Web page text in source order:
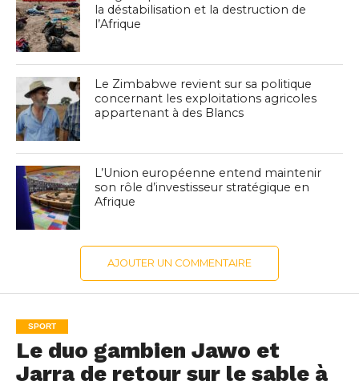
la déstabilisation et la destruction de
l’Afrique
Le Zimbabwe revient sur sa politique
concernant les exploitations agricoles
appartenant à des Blancs
L’Union européenne entend maintenir
son rôle d’investisseur stratégique en
Afrique
AJOUTER UN COMMENTAIRE
SPORT
Le duo gambien Jawo et
Jarra de retour sur le sable à